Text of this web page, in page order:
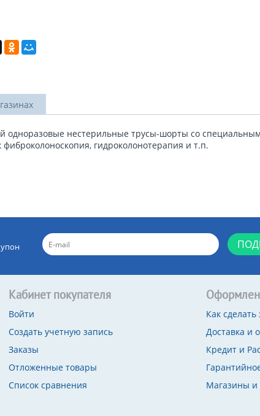
одноразовые нестерильные трусы-шорты со
гидроколонотерапия и т.п.
Кабинет покупателя
Войти
Создать учетную запись
Заказы
Отложенные товары
Список сравнения
Как сделать
Доставка и
Кредит и
Магазины и